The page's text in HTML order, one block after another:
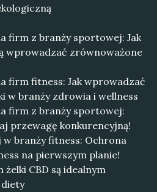
firm z branży sportowej: Jak
wprowadzać zrównoważone
firm fitness: Jak wprowadzać
w branży zdrowia i wellness
firm z branży sportowej:
przewagę konkurencyjną!
branży fitness: Ochrona
na pierwszym planie!
CBD są idealnym